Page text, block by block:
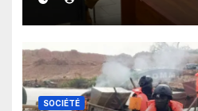
gouverneur
SOCIÉTÉ